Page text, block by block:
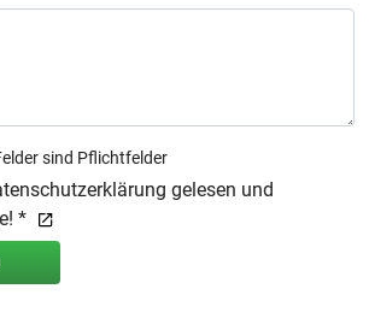
sind Pflichtfelder
gelesen und
*